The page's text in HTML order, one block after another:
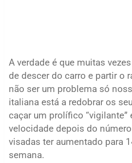
A verdade é que muitas
de descer do carro e partir o
não ser um problema só
italiana está a redobrar os
caçar um prolífico “vigilante”
velocidade depois do
visadas ter aumentado para
semana.